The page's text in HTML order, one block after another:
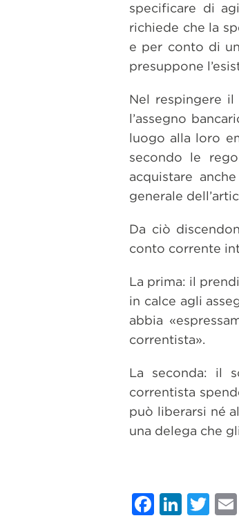
specificare di
richiede che la
e per conto di
presuppone
Nel respingere
l’assegno
luogo alla loro
secondo le
acquistare
generale
Da ciò
conto corrente
La prima: il
in calce agli
abbia
correntista».
La seconda: il
correntista
può liberarsi né
una delega che